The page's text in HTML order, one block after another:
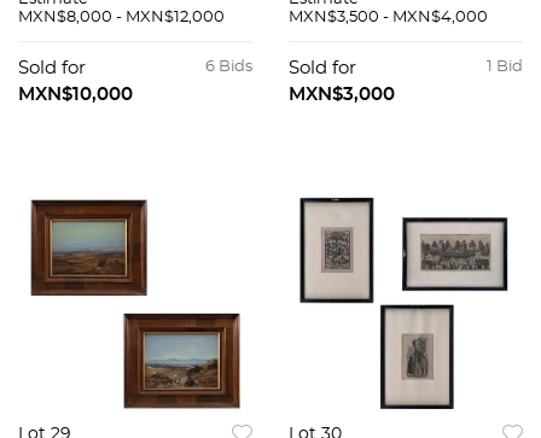
Firmado. Esténcil y
hecho a mano. 75 x
55 cm
MXN$8,000 - MXN$12,000
6 Bids
Sold for
MXN$10,000
Óleo sobre tela
cm medidas cu. Pzs:
2
MXN$3,500 - MXN$4,000
1 Bid
Sold for
MXN$3,000
Lot 29 Lot 30